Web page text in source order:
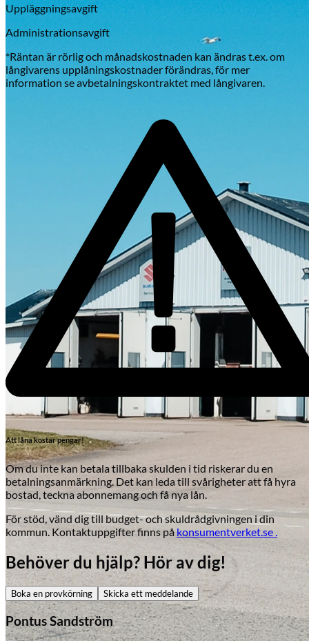
Skadeverkstad
Uppläggningsavgift
Administrationsavgift
*Räntan är rörlig och månadskostnaden kan ändras t.ex. om
långivarens upplåningskostnader förändras, för mer
information se avbetalningskontraktet med långivaren.
Att låna kostar pengar!
Om du inte kan betala tillbaka skulden i tid riskerar du en
betalningsanmärkning. Det kan leda till svårigheter att få hyra
bostad, teckna abonnemang och få nya lån.
För stöd, vänd dig till budget- och skuldrådgivningen i din
kommun. Kontaktuppgifter finns påkonsumentverket.se .
Behöver du hjälp? Hör av dig!
Boka en provkörning Skicka ett meddelande
Pontus Sandström